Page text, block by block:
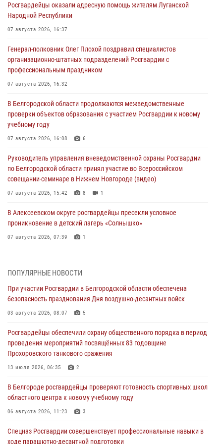
Росгвардейцы оказали адресную помощь жителям Луганской
Народной Республики
07 августа 2026, 16:37
Генерал-полковник Олег Плохой поздравил специалистов
организационно-штатных подразделений Росгвардии с
профессиональным праздником
07 августа 2026, 16:32
В Белгородской области продолжаются межведомственные
проверки объектов образования с участием Росгвардии к новому
учебному году
07 августа 2026, 16:08 6
Руководитель управления вневедомственной охраны Росгвардии
по Белгородской области принял участие во Всероссийском
совещании-семинаре в Нижнем Новгороде (видео)
07 августа 2026, 15:42 8 1
В Алексеевском округе росгвардейцы пресекли условное
проникновение в детский лагерь «Солнышко»
07 августа 2026, 07:39 1
Подвиги героев‑росгвардейцев увековечили в новой музейной
экспозиции белгородского музея‑диорамы «Курская битва.
06 августа 2026, 12:05 3
В Белгороде росгвардейцы проверяют готовность спортивных школ
областного центра к новому учебному году
Росгвардия обеспечила общественную безопасность празднования
83-й годовщины освобождения г. Белгорода от немецко -
06 августа 2026, 06:54 3
ПОПУЛЯРНЫЕ НОВОСТИ
При участии Росгвардии в Белгородской области обеспечена
безопасность празднования Дня воздушно-десантных войск
03 августа 2026, 08:07 5
Росгвардейцы обеспечили охрану общественного порядка в период
проведения мероприятий посвящённых 83 годовщине
Прохоровского танкового сражения
13 июля 2026, 06:35 2
В Белгороде росгвардейцы проверяют готовность спортивных школ
областного центра к новому учебному году
06 августа 2026, 11:23 3
Спецназ Росгвардии совершенствует профессиональные навыки в
ходе парашютно-десантной подготовки